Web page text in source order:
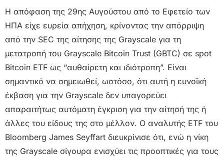
Η απόφαση της 29ης Αυγούστου από το Εφετείο των
ΗΠΑ είχε ευρεία απήχηση, κρίνοντας την απόρριψη
από την SEC της αίτησης της Grayscale για τη
μετατροπή του Grayscale Bitcoin Trust (GBTC) σε spot
Bitcoin ETF ως “αυθαίρετη και ιδιότροπη”. Είναι
σημαντικό να σημειωθεί, ωστόσο, ότι αυτή η ευνοϊκή
έκβαση για την Grayscale δεν υπαγορεύει
απαραιτήτως αυτόματη έγκριση για την αίτησή της ή
άλλες του είδους της στο μέλλον. Ο αναλυτής ETF του
Bloomberg James Seyffart διευκρίνισε ότι, ενώ η νίκη
της Grayscale σίγουρα ενισχύει τις προοπτικές για τους